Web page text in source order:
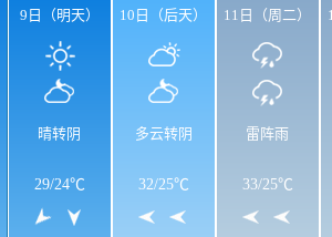
9日（明天）
晴转阴
29/24℃
10日（后天）
多云转阴
32/25℃
11日（周二）
雷阵雨
33/25℃